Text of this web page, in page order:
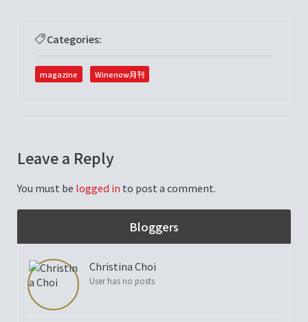
Categories:
magazine Winenow月刊
Leave a Reply
You must be logged in to post a comment.
Bloggers
Christina Choi
User has no posts